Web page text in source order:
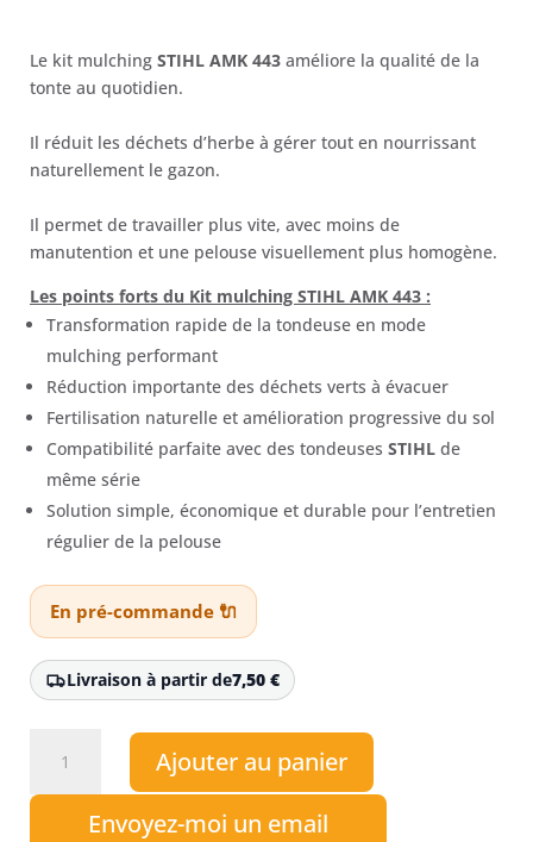
initial
était :
72,51 €.
actuel
est :
53,50 €.
Le kit mulching STIHL AMK 443 améliore la qualité de la
tonte au quotidien.
Il réduit les déchets d’herbe à gérer tout en nourrissant
naturellement le gazon.
Il permet de travailler plus vite, avec moins de
manutention et une pelouse visuellement plus homogène.
Les points forts du Kit mulching STIHL AMK 443 :
Transformation rapide de la tondeuse en mode
mulching performant
Réduction importante des déchets verts à évacuer
Fertilisation naturelle et amélioration progressive du sol
Compatibilité parfaite avec des tondeuses STIHL de
même série
Solution simple, économique et durable pour l’entretien
régulier de la pelouse
En pré-commande 🔌
Livraison à partir de7,50 €
Kit
mulching
Ajouter au panier
Envoyez-moi un email